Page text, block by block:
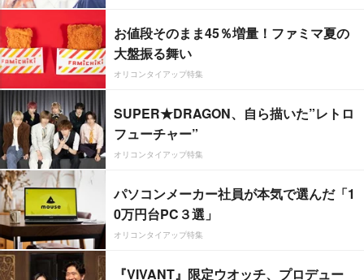
お値段そのまま45％増量！ファミマ夏の
大盤振る舞い
オリコンタイアップ特集
SUPER★DRAGON、自ら描いた”レトロ
フューチャー”
オリコンタイアップ特集
パソコンメーカー社員が本気で選んだ「1
0万円台PC３選」
オリコンタイアップ特集
『VIVANT』限定ウオッチ、プロデュー